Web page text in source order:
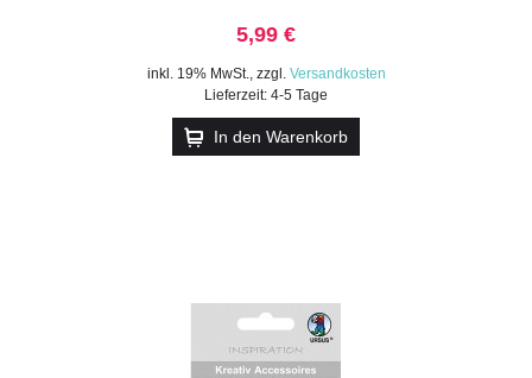
5,99 €
inkl. 19% MwSt., zzgl. Versandkosten
Lieferzeit: 4-5 Tage
In den Warenkorb